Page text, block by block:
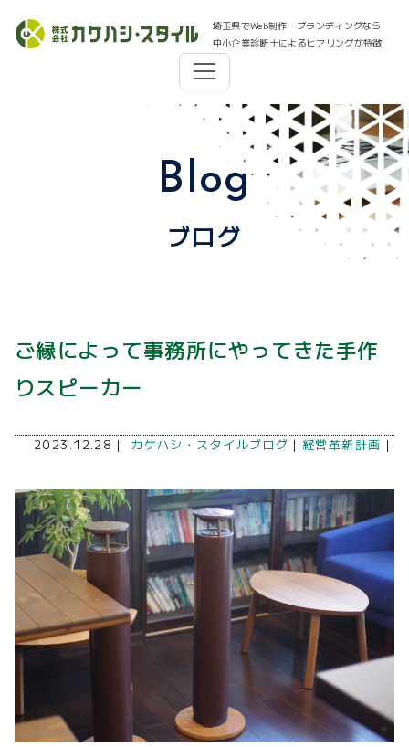
埼玉県でWeb制作・ブランディングなら
中小企業診断士によるヒアリングが特徴
Blog
ブログ
ご縁によって事務所にやってきた手作
りスピーカー
2023.12.28｜ カケハシ・スタイルブログ ｜ 経営革新計画 ｜